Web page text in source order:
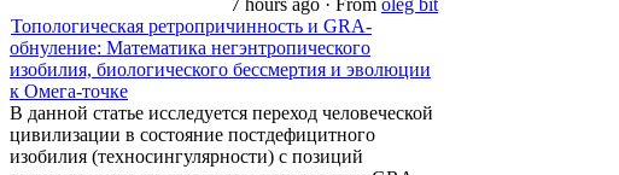
7 hours ago · From oleg bit
Топологическая ретропричинность и GRA-
обнуление: Математика негэнтропического
изобилия, биологического бессмертия и эволюции
к Омега-точке
В данной статье исследуется переход человеческой
цивилизации в состояние постдефицитного
изобилия (техносингулярности) с позиций